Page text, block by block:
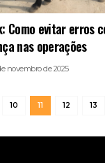
Como evitar erros
nas operações
novembro de 2025
10 11 12 13